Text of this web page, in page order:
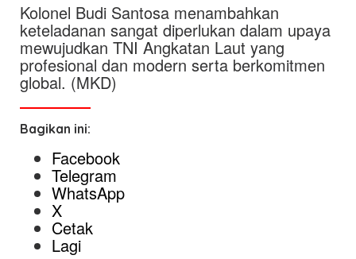
Kolonel Budi Santosa menambahkan
keteladanan sangat diperlukan dalam upaya
mewujudkan TNI Angkatan Laut yang
profesional dan modern serta berkomitmen
global. (MKD)
Bagikan ini:
Facebook
Telegram
WhatsApp
X
Cetak
Lagi